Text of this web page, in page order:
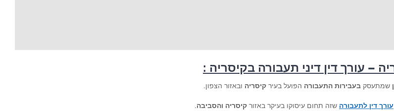
– עורך דין דיני תעבורה בקיסריה :
שמתעסק בעבירות התעבורה הפועל בעיר קיסריה ובאזור הצפון.
עורך דין לתעבורה שזה תחום עיסוקו בעיקר באזור קיסריה והסביבה.